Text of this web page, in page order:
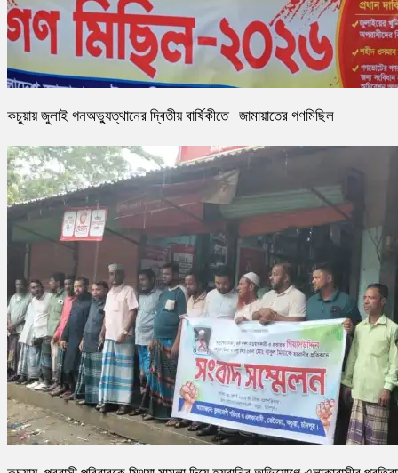
কচুয়ায় জুলাই গনঅভ্যুত্থানের দ্বিতীয় বার্ষিকীতে জামায়াতের গণমিছিল